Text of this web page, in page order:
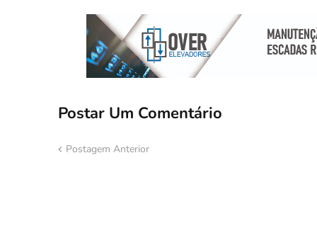
Postar Um Comentário
Postagem Anterior